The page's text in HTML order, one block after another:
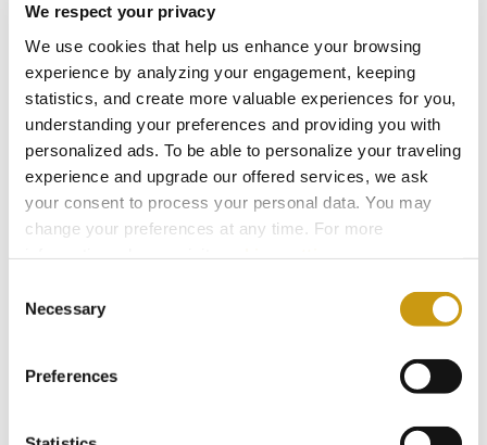
We respect your privacy
We use cookies that help us enhance your browsing
experience by analyzing your engagement, keeping
statistics, and create more valuable experiences for you,
understanding your preferences and providing you with
personalized ads. To be able to personalize your traveling
experience and upgrade our offered services, we ask
your consent to process your personal data. You may
change your preferences at any time. For more
Selection
Necessary
Preferences
mit einer Vision, die auf authentischer
kretischer Gastfreundschaft basierte,
gegründet von Nikos und Loula Metaxa. Der
Empfangsbereich, den Sie heute sehen,
wurde ein Jahr später eröffnet und
verwandelte den Eingang in das lebendige
Herz der Anlage.
Ein großer Kronleuchter aus Holz, inspiriert
schmückte einst die Lobby und wurde zu